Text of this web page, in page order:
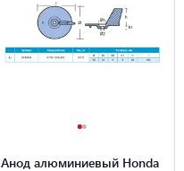
Анод алюминиевый Honda